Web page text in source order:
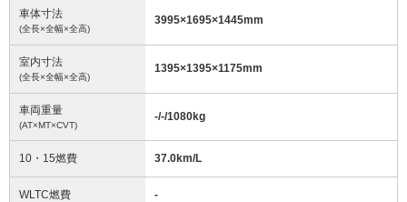
車体寸法
(全長×全幅×全高)
3995×1695×1445mm
室内寸法
(全長×全幅×全高)
1395×1395×1175mm
車両重量
(AT×MT×CVT)
-/-/1080kg
10・15燃費 37.0km/L
WLTC燃費 -